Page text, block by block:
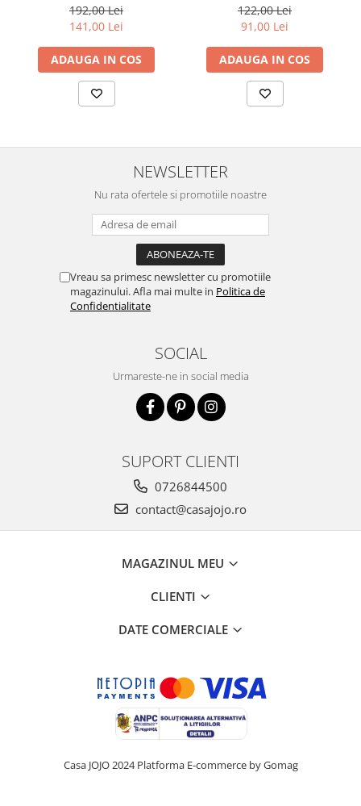
192,00 Lei
141,00 Lei
ADAUGA IN COS
122,00 Lei
91,00 Lei
ADAUGA IN COS
NEWSLETTER
Nu rata ofertele si promotiile noastre
Vreau sa primesc newsletter cu promotiile
magazinului. Afla mai multe in Politica de
Confidentialitate
SOCIAL
Urmareste-ne in social media
SUPORT CLIENTI
0726844500
contact@casajojo.ro
MAGAZINUL MEU
CLIENTI
DATE COMERCIALE
Casa JOJO 2024Platforma E-commerce by Gomag